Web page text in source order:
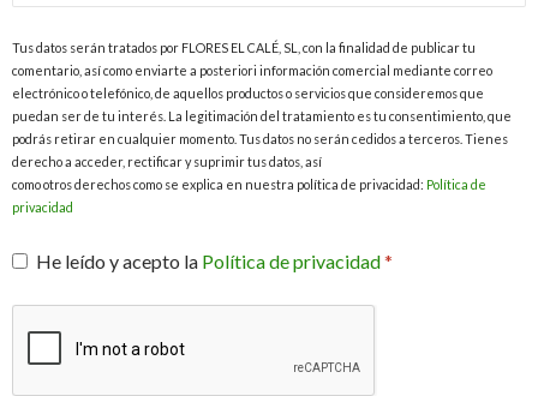
Tus datos serán tratados por FLORES EL CALÉ, SL, con la finalidad de publicar tu
comentario, así como enviarte a posteriori información comercial mediante correo
electrónico o telefónico, de aquellos productos o servicios que consideremos que
puedan ser de tu interés. La legitimación del tratamiento es tu consentimiento, que
podrás retirar en cualquier momento. Tus datos no serán cedidos a terceros. Tienes
derecho a acceder, rectificar y suprimir tus datos, así
como otros derechos como se explica en nuestra política de privacidad: Política de
privacidad
He leído y acepto la Política de privacidad*